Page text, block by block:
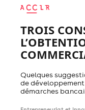
TROIS
Quelques
de
démarches